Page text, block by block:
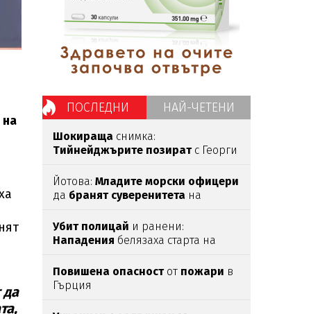
да
ПОСЛЕДНИ НАЙ-ЧЕТЕНИ
Шокираща снимка:
Тийнейджърите позиратс Георги
Йотова: Младите морски офицери
да бранят суверенитета на
Убит полицай и ранени:
Нападения белязаха старта на
Повишена опасностот пожари в
Гърция